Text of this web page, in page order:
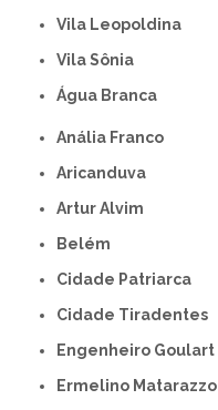
Vila Leopoldina
Vila Sônia
Água Branca
Anália Franco
Aricanduva
Artur Alvim
Belém
Cidade Patriarca
Cidade Tiradentes
Engenheiro Goulart
Ermelino Matarazzo